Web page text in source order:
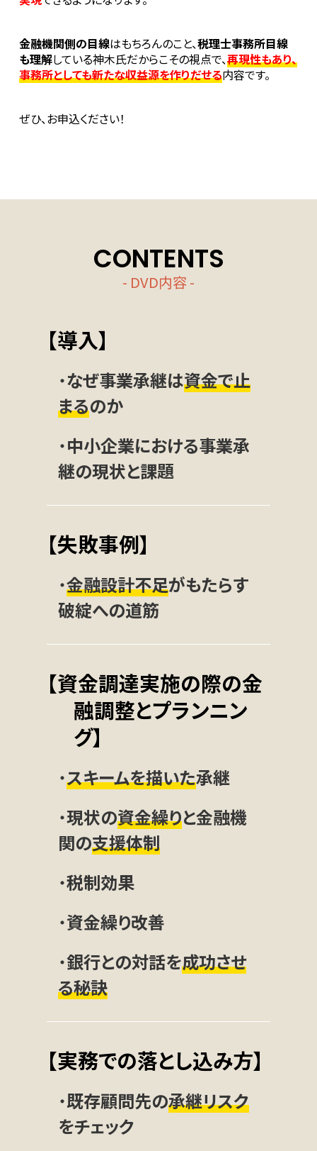
金融機関側の目線はもちろんのこと、税理士事務所目線
も理解している神木氏だからこその視点で、再現性もあり、
事務所としても新たな収益源を作りだせる内容です。
ぜひ、お申込ください！
CONTENTS
- DVD内容 -
【導入】
・なぜ事業承継は資金で止
まるのか
・中小企業における事業承
継の現状と課題
【失敗事例】
・金融設計不足がもたらす
破綻への道筋
【資金調達実施の際の金
融調整とプランニン
グ】
・スキームを描いた承継
・現状の資金繰りと金融機
関の支援体制
・税制効果
・資金繰り改善
・銀行との対話を成功させ
る秘訣
【実務での落とし込み方】
・既存顧問先の承継リスク
をチェック